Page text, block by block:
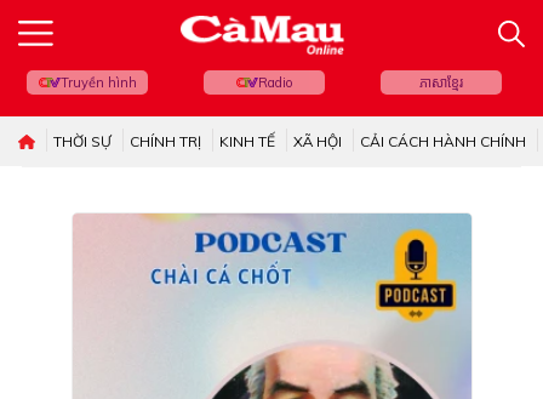
Truyền hình Radio ភាសាខ្មែរ
THỜI SỰ CHÍNH TRỊ KINH TẾ XÃ HỘI CẢI CÁCH HÀNH CHÍNH